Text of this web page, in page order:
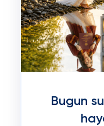
Bugun